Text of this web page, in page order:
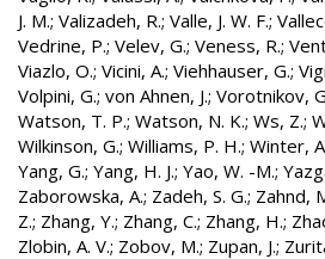
J. M.; Valizadeh, R.; Valle, J. W. F.;
Vedrine, P.; Velev, G.; Veness, R.;
Viazlo, O.; Vicini, A.; Viehhauser, G.;
Volpini, G.; von Ahnen, J.; Vorotnikov,
Watson, T. P.; Watson, N. K.; Ws, Z.;
Wilkinson, G.; Williams, P. H.; Winter,
Yang, G.; Yang, H. J.; Yao, W. -M.;
Zaborowska, A.; Zadeh, S. G.; Zahnd,
Z.; Zhang, Y.; Zhang, C.; Zhang, H.;
Zlobin, A. V.; Zobov, M.; Zupan, J.;